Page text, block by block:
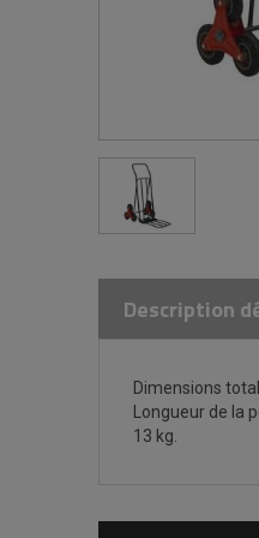
Description
Dimensions
Longueur de la
13 kg.